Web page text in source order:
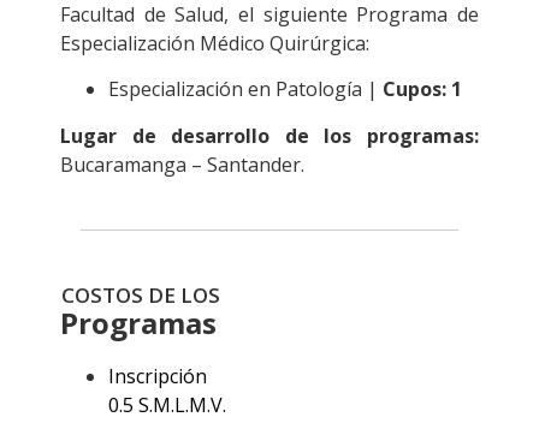
Facultad de Salud, el siguiente Programa de
Especialización Médico Quirúrgica:
Especialización en Patología | Cupos: 1
Lugar de desarrollo de los programas:
Bucaramanga – Santander.
COSTOS DE LOS
Programas
Inscripción
0.5 S.M.L.M.V.